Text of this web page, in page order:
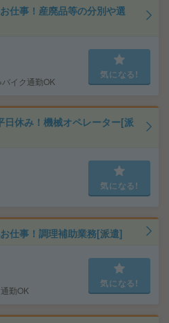
仕事！産廃品等の分別や選
イク通勤OK
気になる!
休み！機械オペレーター[派
気になる!
仕事！調理補助業務[派遣]
勤OK
気になる!